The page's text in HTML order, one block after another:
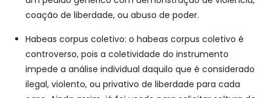
coação de liberdade, ou abuso de poder.
Habeas corpus coletivo: o habeas corpus coletivo é
controverso, pois a coletividade do instrumento
impede a análise individual daquilo que é considerado
ilegal, violento, ou privativo de liberdade para cada